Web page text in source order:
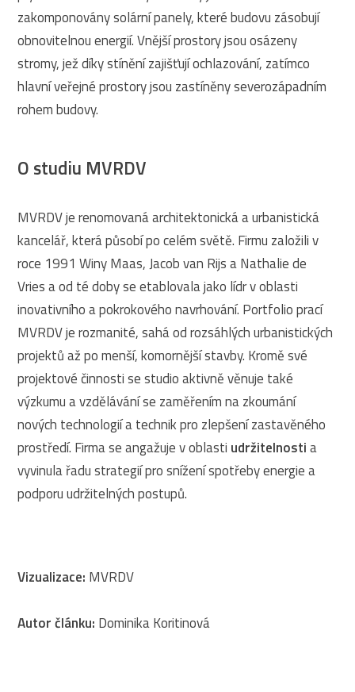
zakomponovány solární panely, které budovu zásobují
obnovitelnou energií. Vnější prostory jsou osázeny
stromy, jež díky stínění zajišťují ochlazování, zatímco
hlavní veřejné prostory jsou zastíněny severozápadním
rohem budovy.
O studiu MVRDV
MVRDV je renomovaná architektonická a urbanistická
kancelář, která působí po celém světě. Firmu založili v
roce 1991 Winy Maas, Jacob van Rijs a Nathalie de
Vries a od té doby se etablovala jako lídr v oblasti
inovativního a pokrokového navrhování. Portfolio prací
MVRDV je rozmanité, sahá od rozsáhlých urbanistických
projektů až po menší, komornější stavby. Kromě své
projektové činnosti se studio aktivně věnuje také
výzkumu a vzdělávání se zaměřením na zkoumání
nových technologií a technik pro zlepšení zastavěného
prostředí. Firma se angažuje v oblasti udržitelnostia
vyvinula řadu strategií pro snížení spotřeby energie a
podporu udržitelných postupů.
Vizualizace: MVRDV
Autor článku: Dominika Koritinová